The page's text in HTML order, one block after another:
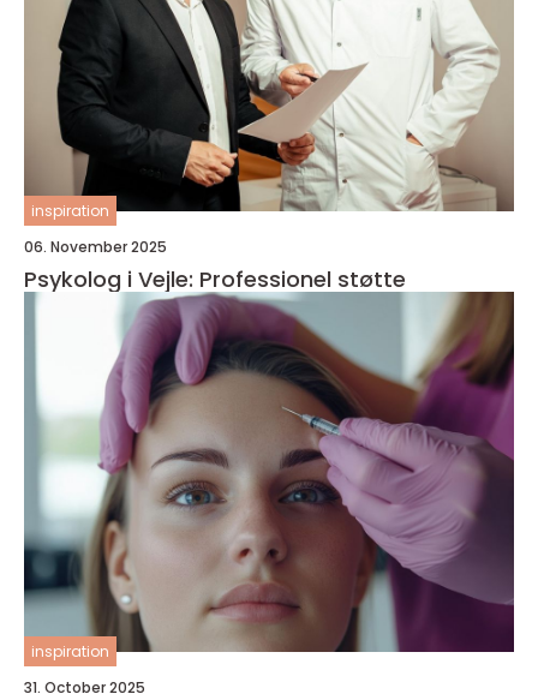
inspiration
06. November 2025
Psykolog i Vejle: Professionel støtte
inspiration
31. October 2025